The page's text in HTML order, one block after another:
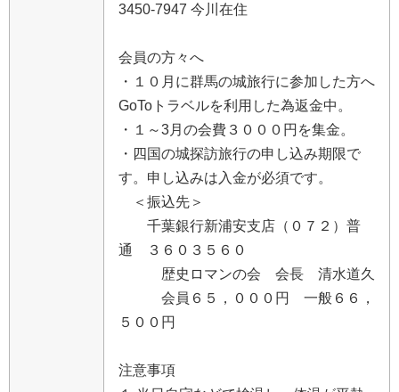
3450-7947 今 川 在住
会 員の方々へ
・ １ ０ 月 に群馬の城旅行に参加 した方へ
GoTo ト ラベルを利 用 した為返金中 。
・ １ ～3月 の会費 ３ ０ ０ ０ 円 を集金。
・ 四 国の城探訪旅行の申 し込み期 限で
す。 申 し込みは 入金が必須です。
＜ 振込先 ＞
千葉銀行新浦安支店 （ ０ ７ ２ ） 普
通
３ ６ ０ ３ ５ ６ ０
歴史 ロ マンの会 会長 清水道久
会 員 ６ ５ ， ０ ０ ０ 円 一般 ６ ６
，
５ ０ ０ 円
注意事項